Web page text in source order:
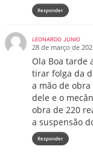
Responder
LEONARDO JUNIO
28 de março de
Ola Boa tarde
tirar folga da
a mão de
dele e o
obra de 220
a suspensão
Responder